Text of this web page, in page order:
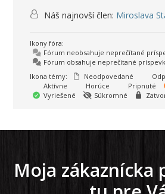
Náš najnovší člen: Miroslava
Ikony fóra:
Fórum neobsahuje neprečítané
Fórum obsahuje neprečítané
Ikona témy:
Neodpovedané
Aktívne
Horúce Pripnuté
Vyriešené
Súkromné
Moja zákaznícka